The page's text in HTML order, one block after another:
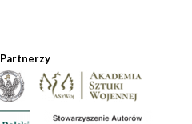
Partnerzy